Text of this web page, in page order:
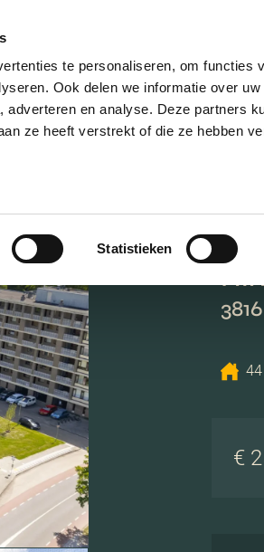
te personaliseren, om functies
Ook delen we informatie over
en analyse. Deze partners
ze heeft verstrekt of die ze hebben
Statistieken
€